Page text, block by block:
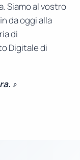
Siamo al vostro
da oggi alla
di
Digitale di
»